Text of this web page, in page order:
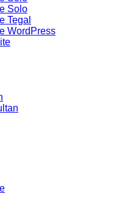
Solo
Tegal
WordPress